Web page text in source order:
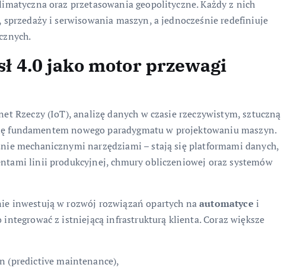
oraz przetasowania geopolityczne. Każdy z nich
i serwisowania maszyn, a jednocześnie redefiniuje
4.0 jako motor przewagi
Rzeczy (IoT), analizę danych w czasie rzeczywistym, sztuczną
fundamentem nowego paradygmatu w projektowaniu maszyn.
mechanicznymi narzędziami – stają się platformami danych,
linii produkcyjnej, chmury obliczeniowej oraz systemów
inwestują w rozwój rozwiązań opartych naautomatyce i
integrować z istniejącą infrastrukturą klienta. Coraz większe
(predictive maintenance),